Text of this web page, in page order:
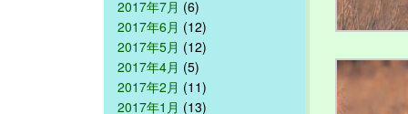
2017年7月 (6)
2017年6月 (12)
2017年5月 (12)
2017年4月 (5)
2017年2月 (11)
2017年1月 (13)